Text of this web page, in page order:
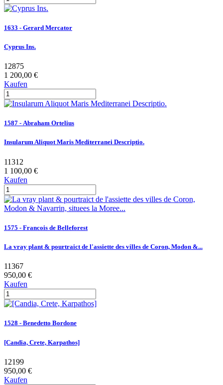
1633 - Gerard Mercator
Cyprus Ins.
12875
1 200,00 €
Kaufen
1587 - Abraham Ortelius
Insularum Aliquot Maris Mediterranei Descriptio.
11312
1 100,00 €
Kaufen
1575 - Francois de Belleforest
La vray plant & pourtraict de l'assiette des villes de Coron, Modon &...
11367
950,00 €
Kaufen
1528 - Benedetto Bordone
[Candia, Crete, Karpathos]
12199
950,00 €
Kaufen